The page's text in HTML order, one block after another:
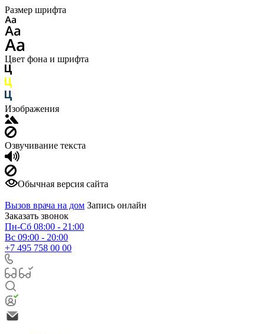
Размер шрифта
Цвет фона и шрифта
Изображения
Озвучивание текста
Обычная версия сайта
Вызов врача на дом Запись онлайн
Заказать звонок
Пн-Сб 08:00 - 21:00
Вс 09:00 - 20:00
+7 495 758 00 00